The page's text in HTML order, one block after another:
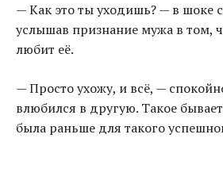
— Как это ты уходишь? — в шоке
услышав признание мужа в том,
любит её.
— Просто ухожу, и всё, —
влюбился в другую. Такое
была раньше для такого